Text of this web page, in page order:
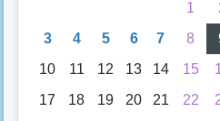
1
3
4 5 6 7 8
10
11 12 13 14 15
17
18 19 20 21 22